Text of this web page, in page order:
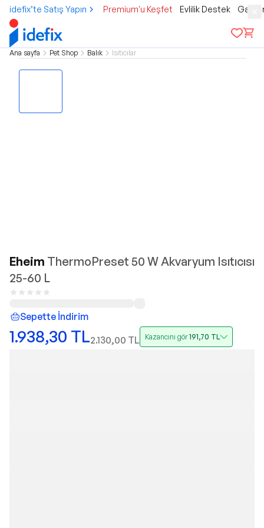
idefix’te Satış Yapın Premium'u Keşfet Evlilik Destek
Ana sayfa Pet Shop Balık Isıtıcılar
Eheim ThermoPreset 50 W Akvaryum Isıtıcısı
25-60 L
Sepette İndirim
1.938,30 TL2.130,00 TL Kazancını gör191,70 TL